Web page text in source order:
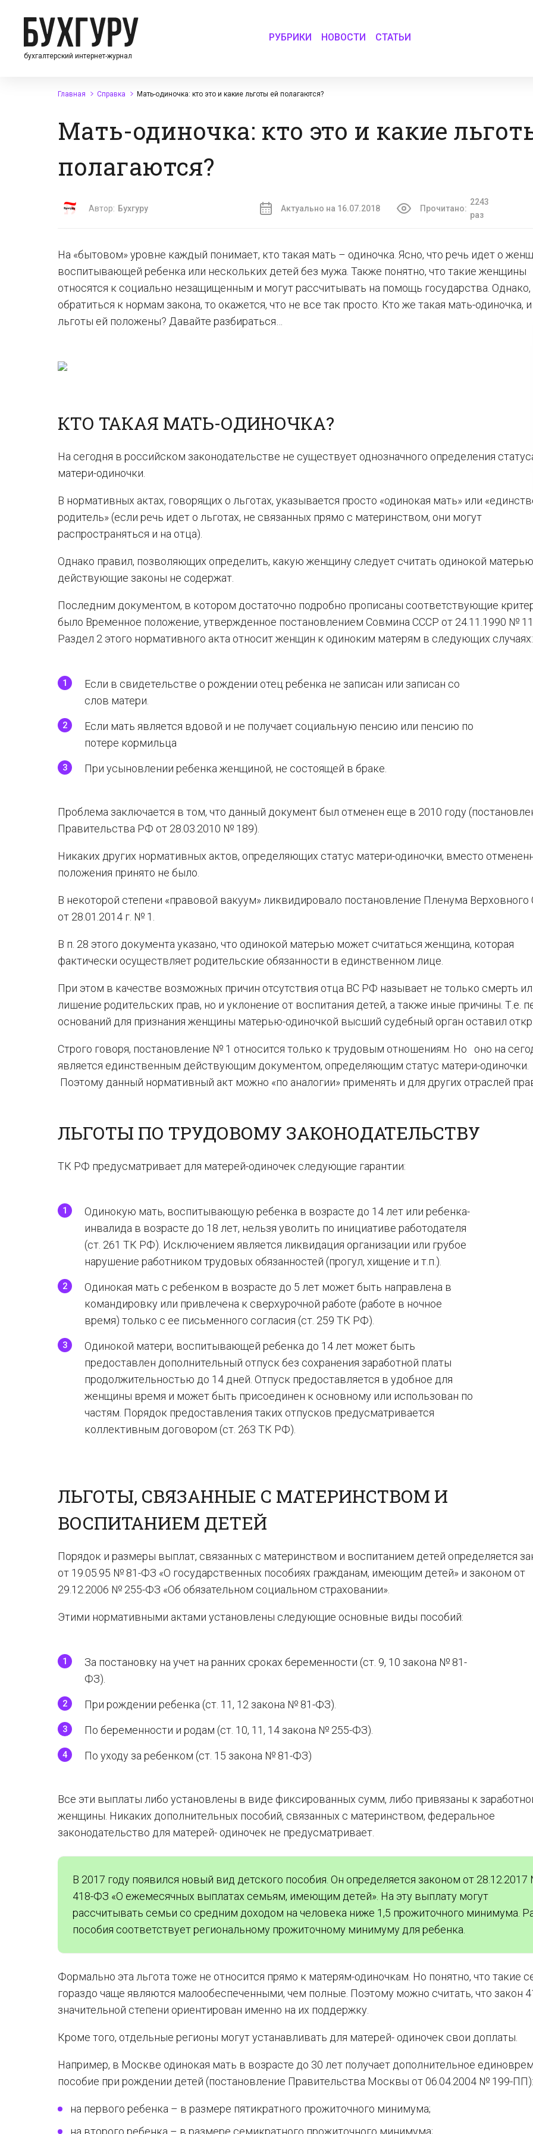
бухгалтерский интернет-журнал
РУБРИКИ НОВОСТИ СТАТЬИ
Главная Справка Мать-одиночка: кто это и какие льготы ей полагаются?
Мать-одиночка: кто это и какие
полагаются?
Автор: Бухгуру Актуально на 16.07.2018 Прочитано:
2243
раз
На «бытовом» уровне каждый понимает, кто такая мать – одиночка. Ясно, что речь идет о
воспитывающей ребенка или нескольких детей без мужа. Также понятно, что такие женщины
относятся к социально незащищенным и могут рассчитывать на помощь государства. Однако,
обратиться к нормам закона, то окажется, что не все так просто. Кто же такая мать-одиночка,
льготы ей положены? Давайте разбираться…
КТО ТАКАЯ МАТЬ-ОДИНОЧКА?
На сегодня в российском законодательстве не существует однозначного определения
матери-одиночки.
В нормативных актах, говорящих о льготах, указывается просто «одинокая мать» или
родитель» (если речь идет о льготах, не связанных прямо с материнством, они могут
распространяться и на отца).
Однако правил, позволяющих определить, какую женщину следует считать одинокой
действующие законы не содержат.
Последним документом, в котором достаточно подробно прописаны соответствующие
было Временное положение, утвержденное постановлением Совмина СССР от 24.11.1990 №
Раздел 2 этого нормативного акта относит женщин к одиноким матерям в следующих случаях:
Если в свидетельстве о рождении отец ребенка не записан или записан со
слов матери.
Если мать является вдовой и не получает социальную пенсию или пенсию по
потере кормильца
При усыновлении ребенка женщиной, не состоящей в браке.
Проблема заключается в том, что данный документ был отменен еще в 2010 году
Правительства РФ от 28.03.2010 № 189).
Никаких других нормативных актов, определяющих статус матери-одиночки, вместо
положения принято не было.
В некоторой степени «правовой вакуум» ликвидировало постановление Пленума
от 28.01.2014 г. № 1.
В п. 28 этого документа указано, что одинокой матерью может считаться женщина, которая
фактически осуществляет родительские обязанности в единственном лице.
При этом в качестве возможных причин отсутствия отца ВС РФ называет не только смерть
лишение родительских прав, но и уклонение от воспитания детей, а также иные причины. Т.е.
оснований для признания женщины матерью-одиночкой высший судебный орган оставил
Строго говоря, постановление № 1 относится только к трудовым отношениям. Но оно на
является единственным действующим документом, определяющим статус матери-одиночки.
Поэтому данный нормативный акт можно «по аналогии» применять и для других отраслей
ЛЬГОТЫ ПО ТРУДОВОМУ ЗАКОНОДАТЕЛЬСТВУ
ТК РФ предусматривает для матерей-одиночек следующие гарантии:
Одинокую мать, воспитывающую ребенка в возрасте до 14 лет или ребенка-
инвалида в возрасте до 18 лет, нельзя уволить по инициативе работодателя
(ст. 261 ТК РФ). Исключением является ликвидация организации или грубое
нарушение работником трудовых обязанностей (прогул, хищение и т.п.).
Одинокая мать с ребенком в возрасте до 5 лет может быть направлена в
командировку или привлечена к сверхурочной работе (работе в ночное
время) только с ее письменного согласия (ст. 259 ТК РФ).
Одинокой матери, воспитывающей ребенка до 14 лет может быть
предоставлен дополнительный отпуск без сохранения заработной платы
продолжительностью до 14 дней. Отпуск предоставляется в удобное для
женщины время и может быть присоединен к основному или использован по
частям. Порядок предоставления таких отпусков предусматривается
коллективным договором (ст. 263 ТК РФ).
ЛЬГОТЫ, СВЯЗАННЫЕ С МАТЕРИНСТВОМ И
ВОСПИТАНИЕМ ДЕТЕЙ
Порядок и размеры выплат, связанных с материнством и воспитанием детей определяется
от 19.05.95 № 81-ФЗ «О государственных пособиях гражданам, имеющим детей» и законом от
29.12.2006 № 255-ФЗ «Об обязательном социальном страховании».
Этими нормативными актами установлены следующие основные виды пособий:
За постановку на учет на ранних сроках беременности (ст. 9, 10 закона № 81-
ФЗ).
При рождении ребенка (ст. 11, 12 закона № 81-ФЗ).
По беременности и родам (ст. 10, 11, 14 закона № 255-ФЗ).
По уходу за ребенком (ст. 15 закона № 81-ФЗ)
Все эти выплаты либо установлены в виде фиксированных сумм, либо привязаны к
женщины. Никаких дополнительных пособий, связанных с материнством, федеральное
законодательство для матерей- одиночек не предусматривает.
В 2017 году появился новый вид детского пособия. Он определяется законом от
418-ФЗ «О ежемесячных выплатах семьям, имеющим детей». На эту выплату могут
рассчитывать семьи со средним доходом на человека ниже 1,5 прожиточного минимума.
пособия соответствует региональному прожиточному минимуму для ребенка.
Формально эта льгота тоже не относится прямо к матерям-одиночкам. Но понятно, что такие
гораздо чаще являются малообеспеченными, чем полные. Поэтому можно считать, что закон
значительной степени ориентирован именно на их поддержку.
Кроме того, отдельные регионы могут устанавливать для матерей- одиночек свои доплаты.
Например, в Москве одинокая мать в возрасте до 30 лет получает дополнительное
пособие при рождении детей (постановление Правительства Москвы от 06.04.2004 № 199-ПП):
на первого ребенка – в размере пятикратного прожиточного минимума;
на второго ребенка – в размере семикратного прожиточного минимума;